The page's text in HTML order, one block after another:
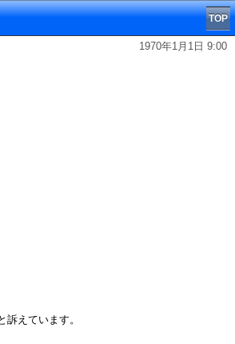
TOP
1970年1月1日 9:00
えています。